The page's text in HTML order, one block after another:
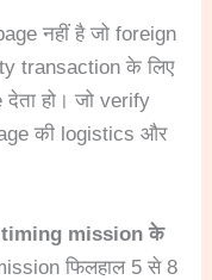
नहीं है जो foreign
transaction के लिए
हो। जो verify
की logistics और
mission के
फिलहाल 5 से 8